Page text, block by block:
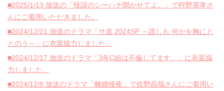
■2025/1/13 放送の「怪談のシーハナ聞かせてよ。」で狩野英孝さ
んにご着用いただきました。
■2024/12/21 放送のドラマ「サ道 2024SP ～誰しも 何かを胸にと
とのう～」に衣装協力しました。
■2024/12/17 放送のドラマ「3年C組は不倫してます。」に衣装協
力しました。
■2024/12/8 放送のドラマ「離婚後夜」で佐野晶哉さんにご着用い